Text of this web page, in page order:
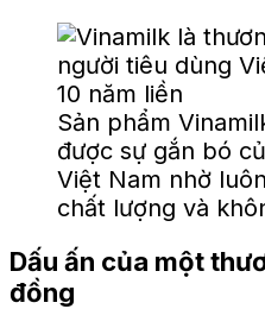
Sản phẩm
được sự gắn bó
Việt Nam nhờ
chất lượng và
Dấu ấn của một
đồng